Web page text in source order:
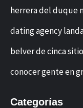
herrera del duque
dating agency
belver de cinca
conocer gente en
Categorías